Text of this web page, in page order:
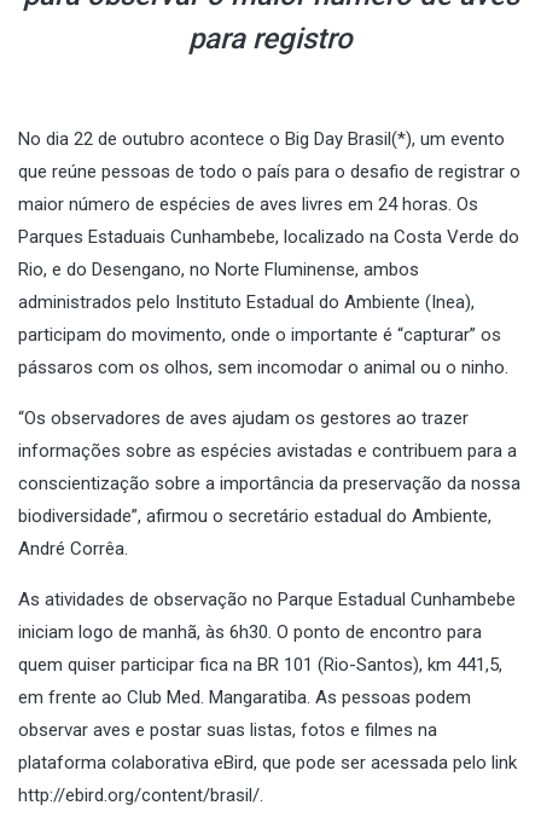
para registro
No dia 22 de outubro acontece o Big Day Brasil(*), um evento
que reúne pessoas de todo o país para o desafio de registrar o
maior número de espécies de aves livres em 24 horas. Os
Parques Estaduais Cunhambebe, localizado na Costa Verde do
Rio, e do Desengano, no Norte Fluminense, ambos
administrados pelo Instituto Estadual do Ambiente (Inea),
participam do movimento, onde o importante é “capturar” os
pássaros com os olhos, sem incomodar o animal ou o ninho.
“Os observadores de aves ajudam os gestores ao trazer
informações sobre as espécies avistadas e contribuem para a
conscientização sobre a importância da preservação da nossa
biodiversidade”, afirmou o secretário estadual do Ambiente,
André Corrêa.
As atividades de observação no Parque Estadual Cunhambebe
iniciam logo de manhã, às 6h30. O ponto de encontro para
quem quiser participar fica na BR 101 (Rio-Santos), km 441,5,
em frente ao Club Med. Mangaratiba. As pessoas podem
observar aves e postar suas listas, fotos e filmes na
plataforma colaborativa eBird, que pode ser acessada pelo link
http://ebird.org/content/brasil/.